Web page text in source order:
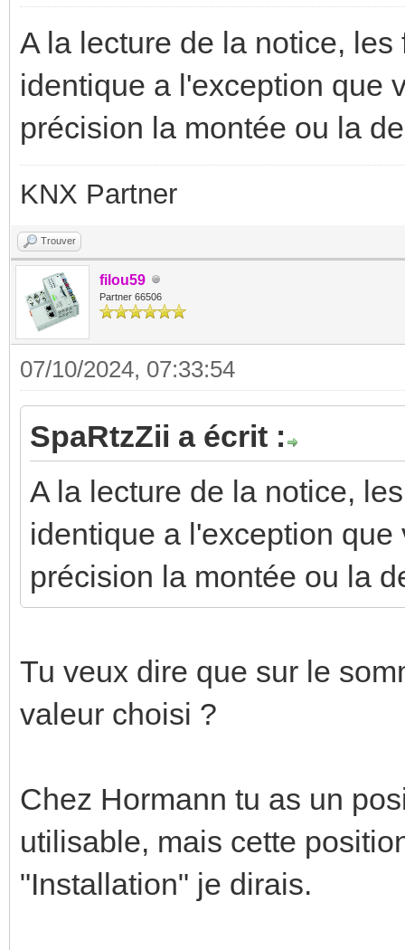
A la lecture de la notice,
identique a l'exception que
précision la montée ou la
KNX Partner
Trouver
filou59
Partner 66506
07/10/2024, 07:33:54
SpaRtzZii a écrit :
A la lecture de la notice,
identique a l'exception
précision la montée ou la
Tu veux dire que sur le
valeur choisi ?
Chez Hormann tu as un
utilisable, mais cette
"Installation" je dirais.